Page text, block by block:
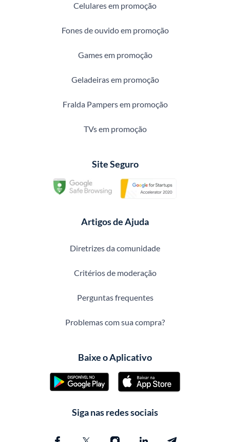
Celulares em promoção
Fones de ouvido em promoção
Games em promoção
Geladeiras em promoção
Fralda Pampers em promoção
TVs em promoção
Site Seguro
Artigos de Ajuda
Diretrizes da comunidade
Critérios de moderação
Perguntas frequentes
Problemas com sua compra?
Baixe o Aplicativo
Siga nas redes sociais